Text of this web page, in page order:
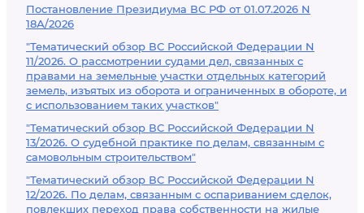
Постановление Президиума ВС РФ от 01.07.2026 N
18А/2026
"Тематический обзор ВС Российской Федерации N
11/2026. О рассмотрении судами дел, связанных с
правами на земельные участки отдельных категорий
земель, изъятых из оборота и ограниченных в обороте, и
с использованием таких участков"
"Тематический обзор ВС Российской Федерации N
13/2026. О судебной практике по делам, связанным с
самовольным строительством"
"Тематический обзор ВС Российской Федерации N
12/2026. По делам, связанным с оспариванием сделок,
повлекших переход права собственности на жилые